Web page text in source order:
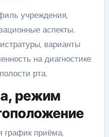
учреждения,
аспекты.
варианты
на диагностике
рта.
режим
график приёма,